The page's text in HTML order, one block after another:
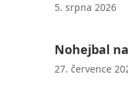
5. srpna 2026
Nohejbal
27. července